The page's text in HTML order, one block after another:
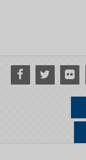
Facebook
Twitter Flickr